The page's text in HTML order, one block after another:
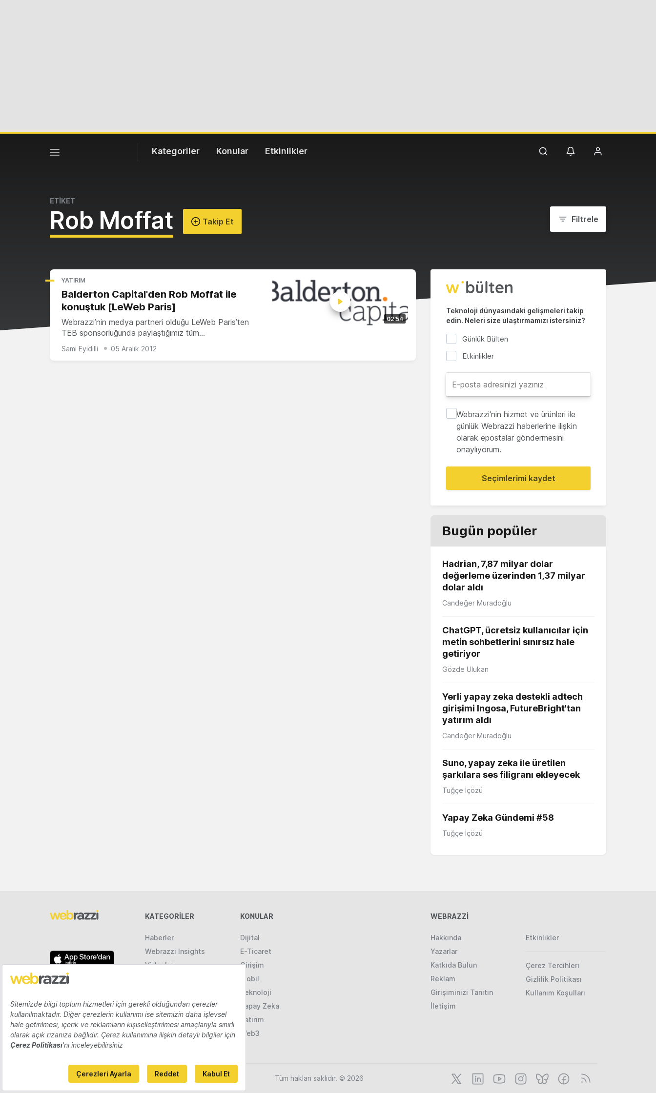
Kategoriler Konular Etkinlikler
ETİKET
Rob Moffat Takip Et Filtrele
YATIRIM
Balderton Capital'den Rob Moffat ile
konuştuk [LeWeb Paris]
Webrazzi’nin medya partneri olduğu LeWeb Paris’ten
TEB sponsorluğunda paylaştığımız tüm…
02:54
Sami Eyidilli 05 Aralık 2012
Teknoloji dünyasındaki gelişmeleri takip
edin. Neleri size ulaştırmamızı istersiniz?
Günlük Bülten
Etkinlikler
Webrazzi'nin hizmet ve ürünleri ile
günlük Webrazzi haberlerine ilişkin
olarak epostalar göndermesini
onaylıyorum.
Seçimlerimi kaydet
Bugün popüler
Hadrian, 7,87 milyar dolar
değerleme üzerinden 1,37 milyar
dolar aldı
Candeğer Muradoğlu
ChatGPT, ücretsiz kullanıcılar için
metin sohbetlerini sınırsız hale
getiriyor
Gözde Ulukan
Yerli yapay zeka destekli adtech
girişimi Ingosa, FutureBright'tan
yatırım aldı
Candeğer Muradoğlu
Suno, yapay zeka ile üretilen
şarkılara ses filigranı ekleyecek
Tuğçe İçözü
Yapay Zeka Gündemi #58
Tuğçe İçözü
KATEGORILER
Haberler
Webrazzi Insights
Videolar
KONULAR
Dijital
E-Ticaret
Girişim
Mobil
Teknoloji
Yapay Zeka
Yatırım
Web3
WEBRAZZİ
Hakkında
Yazarlar
Katkıda Bulun
Reklam
Girişiminizi Tanıtın
İletişim
Etkinlikler
Çerez Tercihleri
Gizlilik Politikası
Kullanım Koşulları
Tüm hakları saklıdır. © 2026